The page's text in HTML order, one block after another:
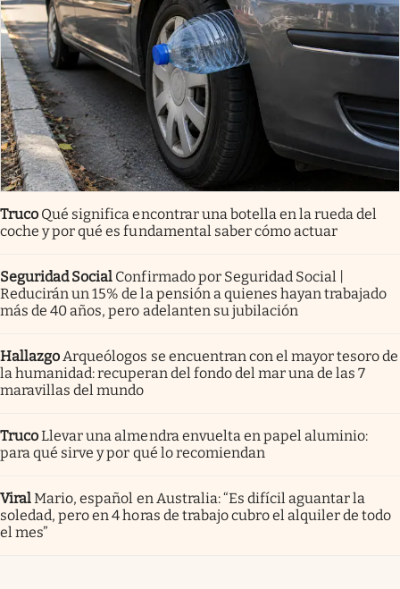
Truco Qué significa encontrar una botella en la rueda del
coche y por qué es fundamental saber cómo actuar
Seguridad Social Confirmado por Seguridad Social |
Reducirán un 15% de la pensión a quienes hayan trabajado
más de 40 años, pero adelanten su jubilación
Hallazgo Arqueólogos se encuentran con el mayor tesoro de
la humanidad: recuperan del fondo del mar una de las 7
maravillas del mundo
TrucoLlevar una almendra envuelta en papel aluminio:
para qué sirve y por qué lo recomiendan
ViralMario, español en Australia: “Es difícil aguantar la
soledad, pero en 4 horas de trabajo cubro el alquiler de todo
el mes”